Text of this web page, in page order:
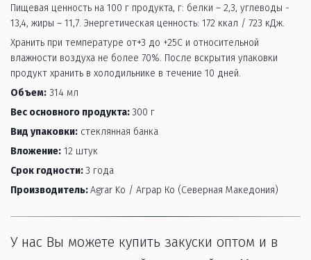
Пищевая ценность на 100 г продукта, г: белки – 2,3, углеводы -
13,4, жиры – 11,7. Энергетическая ценность: 172 ккал / 723 кДж.
Хранить при температуре от+3 до +25С и относительной
влажности воздуха не более 70%. После вскрытия упаковки
продукт хранить в холодильнике в течение 10 дней.
Объем: 314 мл
Вес основного продукта:300 г
Вид упаковки: стеклянная банка
Вложение: 12 штук
Срок годности:3 года
Производитель:Agrar Ko / Аграр Ко (Северная Македония)
У нас Вы можете купить закуски оптом и в